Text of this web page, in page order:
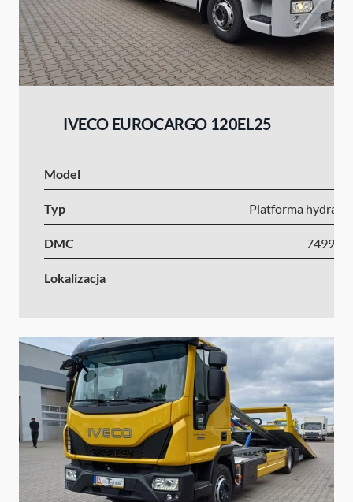
IVECO EUROCARGO 120EL25
Model
Typ Platforma
DMC 7499-
Lokalizacja